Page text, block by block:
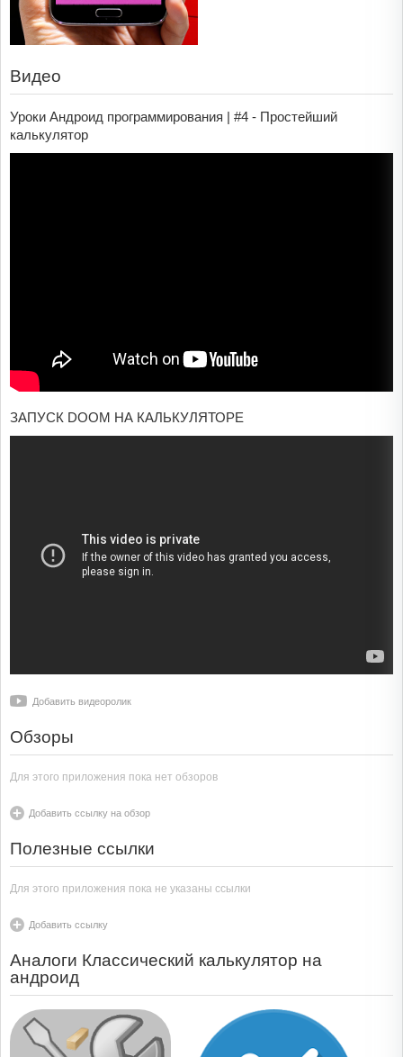
Видео
Уроки Андроид программирования | #4 - Простейший
калькулятор
ЗАПУСК DOOM НА КАЛЬКУЛЯТОРЕ
Добавить видеоролик
Обзоры
Для этого приложения пока нет обзоров
Добавить ссылку на обзор
Полезные ссылки
Для этого приложения пока не указаны ссылки
Добавить ссылку
Аналоги Классический калькулятор на
андроид